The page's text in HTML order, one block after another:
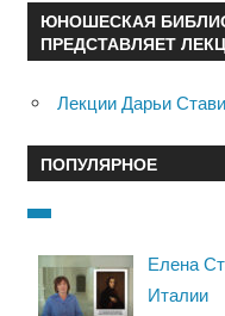
ЮНОШЕСКАЯ
ПРЕДСТАВЛЯЕТ
Лекции Дарьи
ПОПУЛЯРНОЕ
Елена
Италии